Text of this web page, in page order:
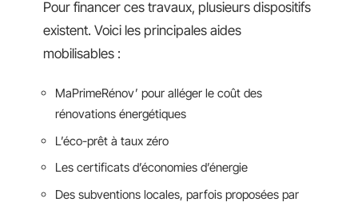
Pour financer ces travaux, plusieurs dispositifs
existent. Voici les principales aides
mobilisables :
MaPrimeRénov’ pour alléger le coût des
rénovations énergétiques
L’éco-prêt à taux zéro
Les certificats d’économies d’énergie
Des subventions locales, parfois proposées par